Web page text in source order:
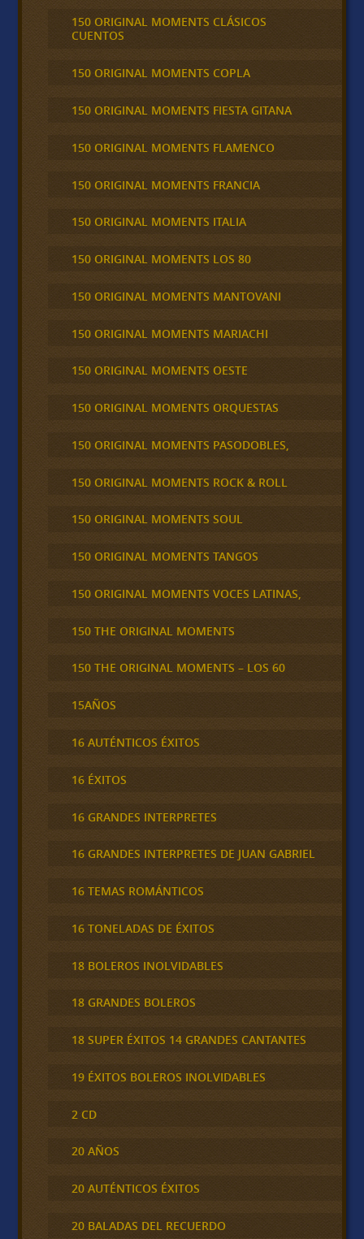
150 ORIGINAL MOMENTS CLÁSICOS
CUENTOS
150 ORIGINAL MOMENTS COPLA
150 ORIGINAL MOMENTS FIESTA GITANA
150 ORIGINAL MOMENTS FLAMENCO
150 ORIGINAL MOMENTS FRANCIA
150 ORIGINAL MOMENTS ITALIA
150 ORIGINAL MOMENTS LOS 80
150 ORIGINAL MOMENTS MANTOVANI
150 ORIGINAL MOMENTS MARIACHI
150 ORIGINAL MOMENTS OESTE
150 ORIGINAL MOMENTS ORQUESTAS
150 ORIGINAL MOMENTS PASODOBLES,
150 ORIGINAL MOMENTS ROCK & ROLL
150 ORIGINAL MOMENTS SOUL
150 ORIGINAL MOMENTS TANGOS
150 ORIGINAL MOMENTS VOCES LATINAS,
150 THE ORIGINAL MOMENTS
150 THE ORIGINAL MOMENTS – LOS 60
15AÑOS
16 AUTÉNTICOS ÉXITOS
16 ÉXITOS
16 GRANDES INTERPRETES
16 GRANDES INTERPRETES DE JUAN GABRIEL
16 TEMAS ROMÁNTICOS
16 TONELADAS DE ÉXITOS
18 BOLEROS INOLVIDABLES
18 GRANDES BOLEROS
18 SUPER ÉXITOS 14 GRANDES CANTANTES
19 ÉXITOS BOLEROS INOLVIDABLES
2 CD
20 AÑOS
20 AUTÉNTICOS ÉXITOS
20 BALADAS DEL RECUERDO